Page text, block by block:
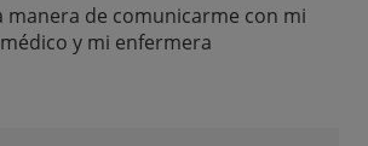
manera de comunicarme con mi
médico y mi enfermera